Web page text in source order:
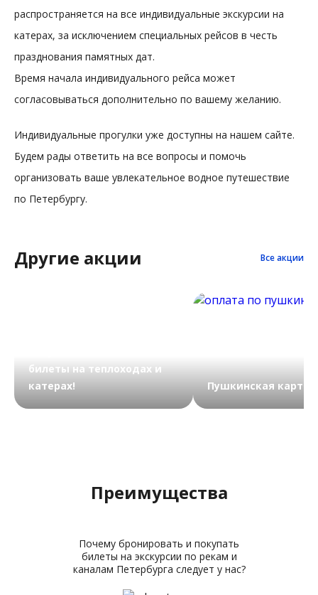
распространяется на все индивидуальные экскурсии на
катерах, за исключением специальных рейсов в честь
празднования памятных дат.
Время начала индивидуального рейса может
согласовываться дополнительно по вашему желанию.
Индивидуальные прогулки уже доступны на нашем сайте.
Будем рады ответить на все вопросы и помочь
организовать ваше увлекательное водное путешествие
по Петербургу.
Другие акции Все акции
билеты на теплоходах и
катерах!
Пушкинская карта
Преимущества
Почему бронировать и покупать
билеты на экскурсии по рекам и
каналам Петербурга следует у нас?